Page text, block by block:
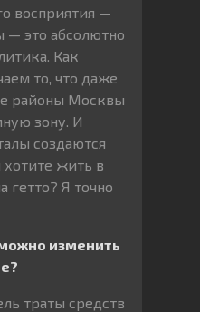
восприятия —
— это абсолютно
Как
то, что даже
районы Москвы
зону. И
создаются
жить в
гетто? Я точно
изменить
траты средств